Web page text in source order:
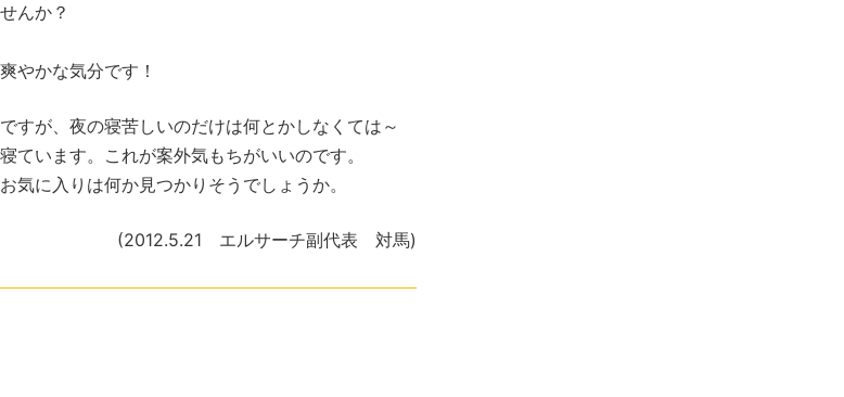
んか？
やかな気分です！
が、夜の寝苦しいのだけは何とかしなくては～
います。これが案外気もちがいいのです。
に入りは何か見つかりそうでしょうか。
(2012.5.21 エルサーチ副代表 対馬)